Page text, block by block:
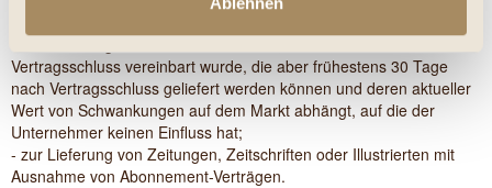
Vertragsschluss vereinbart wurde, die aber frühestens 30 Tage
nach Vertragsschluss geliefert werden können und deren aktueller
Wert von Schwankungen auf dem Markt abhängt, auf die der
Unternehmer keinen Einfluss hat;
- zur Lieferung von Zeitungen, Zeitschriften oder Illustrierten mit
Ausnahme von Abonnement-Verträgen.